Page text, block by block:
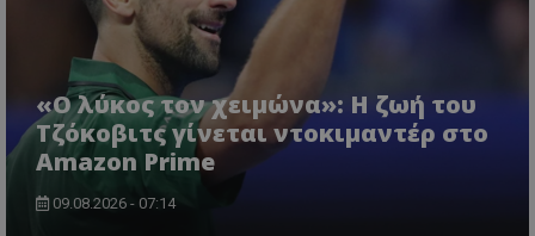
«Ο λύκος τον χειμώνα»: Η ζωή του
Τζόκοβιτς γίνεται ντοκιμαντέρ στο
Amazon Prime
09.08.2026 - 07:14